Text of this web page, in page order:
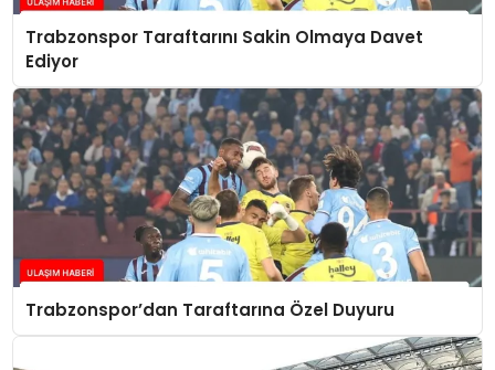
Trabzonspor Taraftarını Sakin Olmaya Davet
Ediyor
Trabzonspor’dan Taraftarına Özel Duyuru